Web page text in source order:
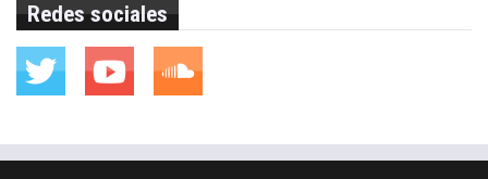
Redes sociales